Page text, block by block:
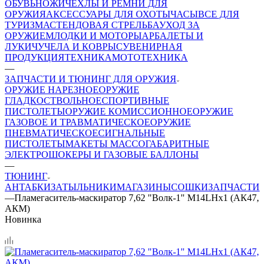
ОБУВЬНОЖИЧЕХЛЫ И РЕМНИ ДЛЯ
ОРУЖИЯАКСЕССУАРЫ ДЛЯ ОХОТЫЧАСЫВСЕ ДЛЯ
ТУРИЗМАСТЕНДОВАЯ СТРЕЛЬБАУХОД ЗА
ОРУЖИЕМЛОДКИ И МОТОРЫАРБАЛЕТЫ И
ЛУКИЧУЧЕЛА И КОВРЫСУВЕНИРНАЯ
ПРОДУКЦИЯТЕХНИКАМОТОТЕХНИКА
—
ЗАПЧАСТИ И ТЮНИНГ ДЛЯ ОРУЖИЯ
ОРУЖИЕ НАРЕЗНОЕОРУЖИЕ
ГЛАДКОСТВОЛЬНОЕСПОРТИВНЫЕ
ПИСТОЛЕТЫОРУЖИЕ КОМИССИОННОЕОРУЖИЕ
ГАЗОВОЕ И ТРАВМАТИЧЕСКОЕОРУЖИЕ
ПНЕВМАТИЧЕСКОЕСИГНАЛЬНЫЕ
ПИСТОЛЕТЫМАКЕТЫ МАССОГАБАРИТНЫЕ
ЭЛЕКТРОШОКЕРЫ И ГАЗОВЫЕ БАЛЛОНЫ
—
ТЮНИНГ
АНТАБКИЗАТЫЛЬНИКИМАГАЗИНЫСОШКИЗАПЧАСТИ
—Пламегаситель-маскиратор 7,62 "Волк-1" М14LHх1 (АК47,
АКМ)
Новинка